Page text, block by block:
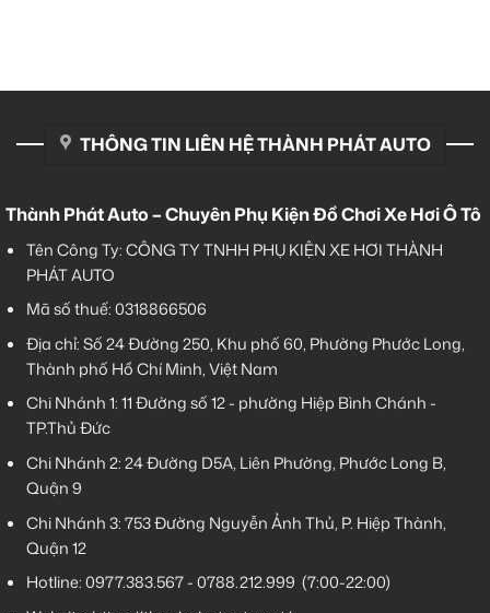
THÔNG TIN LIÊN HỆ THÀNH PHÁT AUTO
Thành Phát Auto – Chuyên Phụ Kiện Đồ Chơi Xe Hơi Ô Tô
Tên Công Ty: CÔNG TY TNHH PHỤ KIỆN XE HƠI THÀNH
PHÁT AUTO
Mã số thuế: 0318866506
Địa chỉ: Số 24 Đường 250, Khu phố 60, Phường Phước Long,
Thành phố Hồ Chí Minh, Việt Nam
Chi Nhánh 1:11 Đường số 12 - phường Hiệp Bình Chánh -
TP.Thủ Đức
Chi Nhánh 2:24 Đường D5A, Liên Phường, Phước Long B,
Quận 9
Chi Nhánh 3:753 Đường Nguyễn Ảnh Thủ, P. Hiệp Thành,
Quận 12
Hotline:0977.383.567-0788.212.999 (7:00-22:00)